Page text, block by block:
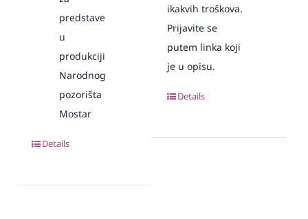
predstave
u
produkciji
Narodnog
pozorišta
Mostar
Details
ikakvih troškova.
Prijavite se
putem linka koji
je u opisu.
Details